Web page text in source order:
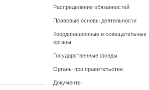
Распределение обязанностей
Правовые основы деятельности
Координационные и совещательные
органы
Государственные фонды
Органы при правительстве
Документы